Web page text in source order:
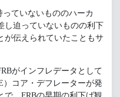
っていないもののハーカ
し迫っていないものの利下
が伝えられていたこともサ
がインフレデータとして
）コア・デフレーターが発